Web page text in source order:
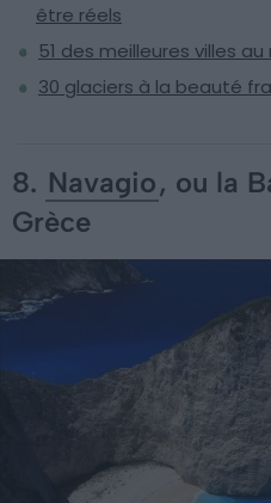
être réels
51 des meilleures villes
30 glaciers à la beauté
8. Navagio, ou la
Grèce